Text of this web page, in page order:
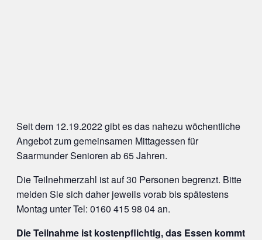
Seit dem 12.19.2022 gibt es das nahezu wöchentliche
Angebot zum gemeinsamen Mittagessen für
Saarmunder Senioren ab 65 Jahren.
Die Teilnehmerzahl ist auf 30 Personen begrenzt. Bitte
melden Sie sich daher jeweils vorab bis spätestens
Montag unter Tel: 0160 415 98 04 an.
Die Teilnahme ist kostenpflichtig, das Essen kommt